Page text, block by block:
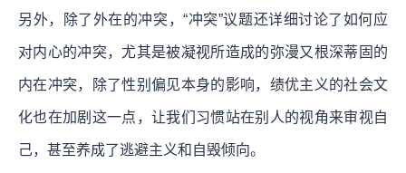
另外，除了外在的冲突，“冲突”议题还详细讨论了如何应
对内心的冲突，尤其是被凝视所造成的弥漫又根深蒂固的
内在冲突，除了性别偏见本身的影响，绩优主义的社会文
化也在加剧这一点，让我们习惯站在别人的视角来审视自
己，甚至养成了逃避主义和自毁倾向。